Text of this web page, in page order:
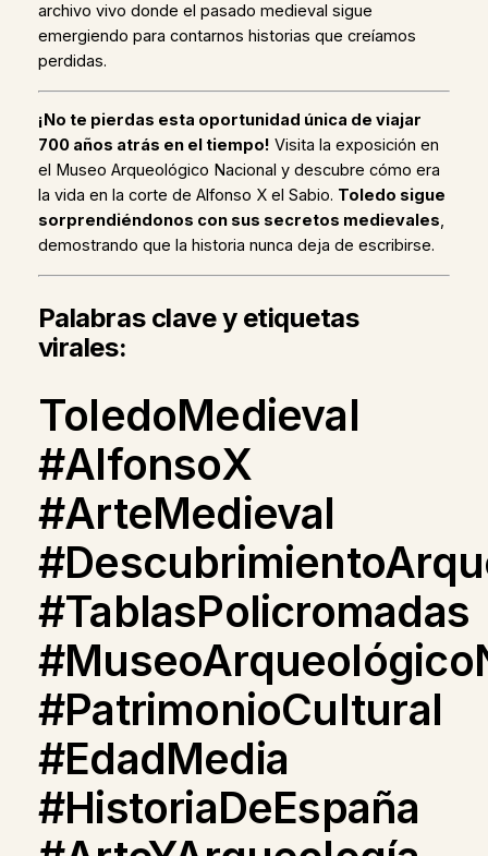
archivo vivo donde el pasado medieval sigue
emergiendo para contarnos historias que creíamos
perdidas.
¡No te pierdas esta oportunidad única de viajar
700 años atrás en el tiempo! Visita la exposición en
el Museo Arqueológico Nacional y descubre cómo era
la vida en la corte de Alfonso X el Sabio. Toledo sigue
sorprendiéndonos con sus secretos medievales,
demostrando que la historia nunca deja de escribirse.
Palabras clave y etiquetas
virales:
ToledoMedieval
#AlfonsoX
#ArteMedieval
#TablasPolicromadas
#PatrimonioCultural
#EdadMedia
#HistoriaDeEspaña